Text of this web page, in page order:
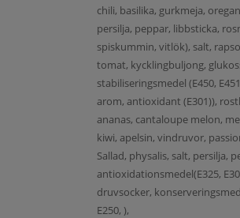
chili, basilika, gurkmeja,
persilja, peppar, libbsticka,
spiskummin, vitlök), salt,
tomat, kycklingbuljong,
stabiliseringsmedel (E450,
arom, antioxidant (E301)),
ananas, cantaloupe melon,
kiwi, apelsin, vindruvor,
Sallad, physalis, salt, persilja,
antioxidationsmedel(E325,
druvsocker,
E250, ),